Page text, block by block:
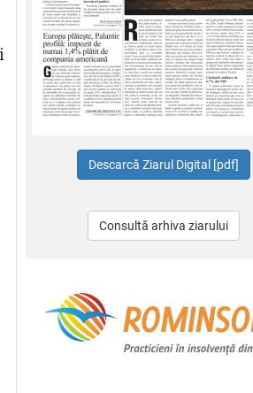
Consultă arhiva ziarului